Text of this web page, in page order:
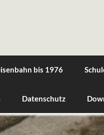
bis 1976
Datenschutz